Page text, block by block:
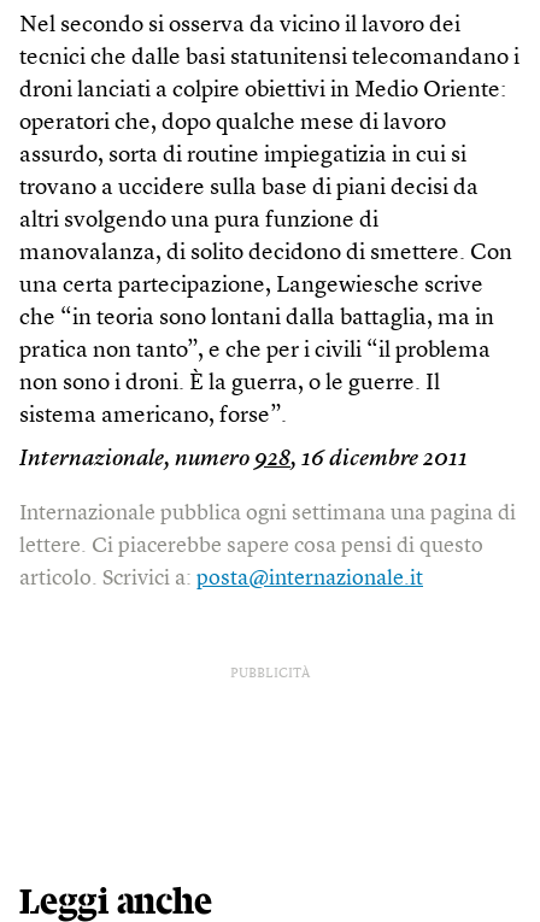
Nel secondo si osserva da vicino il lavoro dei
tecnici che dalle basi statunitensi telecomandano i
droni lanciati a colpire obiettivi in Medio Oriente:
operatori che, dopo qualche mese di lavoro
assurdo, sorta di routine impiegatizia in cui si
trovano a uccidere sulla base di piani decisi da
altri svolgendo una pura funzione di
manovalanza, di solito decidono di smettere. Con
una certa partecipazione, Langewiesche scrive
che “in teoria sono lontani dalla battaglia, ma in
pratica non tanto”, e che per i civili “il problema
non sono i droni. È la guerra, o le guerre. Il
sistema americano, forse”.
Internazionale, numero 928, 16 dicembre 2011
Internazionale pubblica ogni settimana una pagina di
lettere. Ci piacerebbe sapere cosa pensi di questo
articolo. Scrivici a: posta@internazionale.it
PUBBLICITÀ
Leggi anche